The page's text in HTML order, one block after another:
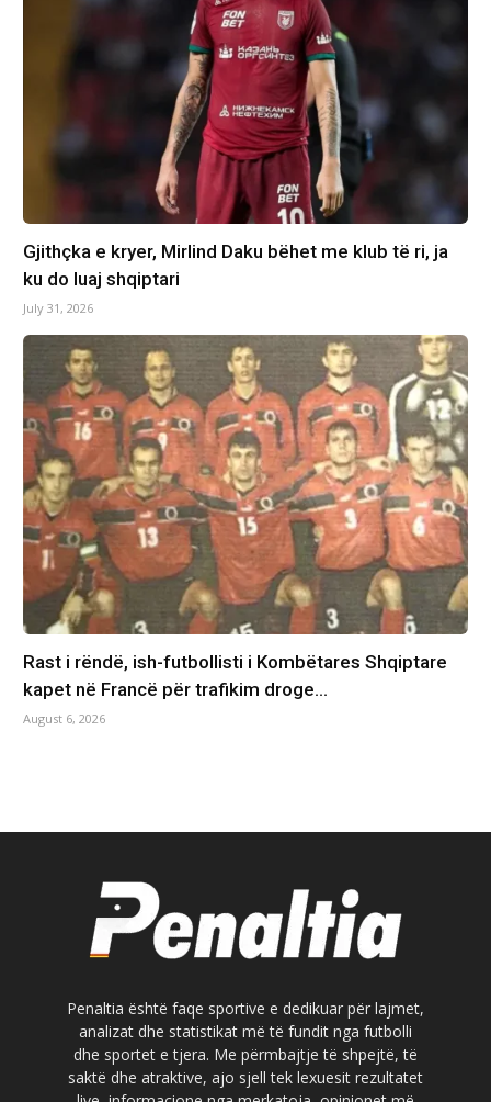
Gjithçka e kryer, Mirlind Daku bëhet me klub të ri, ja
ku do luaj shqiptari
July 31, 2026
Rast i rëndë, ish-futbollisti i Kombëtares Shqiptare
kapet në Francë për trafikim droge…
August 6, 2026
Penaltia është faqe sportive e dedikuar për lajmet,
analizat dhe statistikat më të fundit nga futbolli
dhe sportet e tjera. Me përmbajtje të shpejtë, të
saktë dhe atraktive, ajo sjell tek lexuesit rezultatet